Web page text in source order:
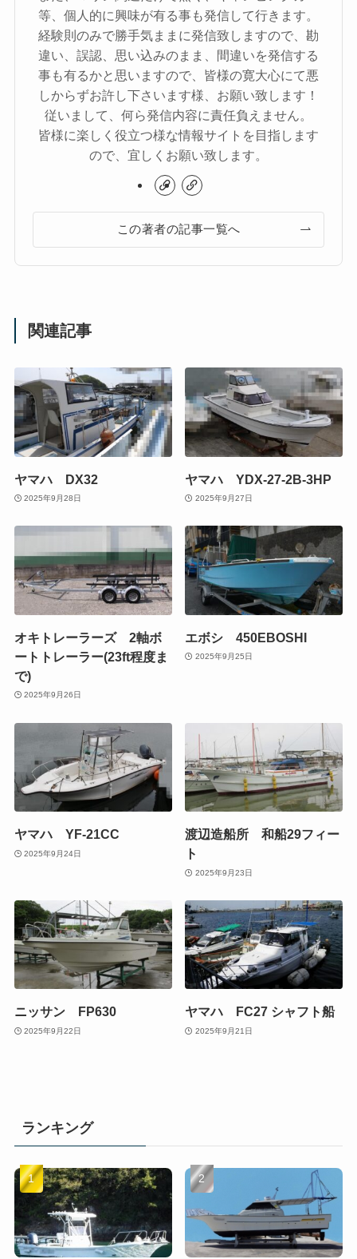
等、個人的に興味が有る事も発信して行きます。
経験則のみで勝手気ままに発信致しますので、勘
違い、誤認、思い込みのまま、間違いを発信する
事も有るかと思いますので、皆様の寛大心にて悪
しからずお許し下さいます様、お願い致します！
従いまして、何ら発信内容に責任負えません。
皆様に楽しく役立つ様な情報サイトを目指します
ので、宜しくお願い致します。
この著者の記事一覧へ
関連記事
ヤマハ DX32
2025年9月28日
ヤマハ YDX-27-2B-3HP
2025年9月27日
オキトレーラーズ 2軸ボ
ートトレーラー(23ft程度ま
で)
2025年9月26日
エボシ 450EBOSHI
2025年9月25日
ヤマハ YF-21CC
2025年9月24日
渡辺造船所 和船29フィー
ト
2025年9月23日
ニッサン FP630
2025年9月22日
ヤマハ FC27 シャフト船
2025年9月21日
ランキング